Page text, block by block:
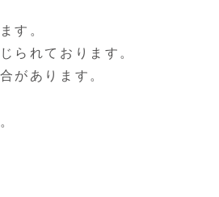
す。
られております。
があります。